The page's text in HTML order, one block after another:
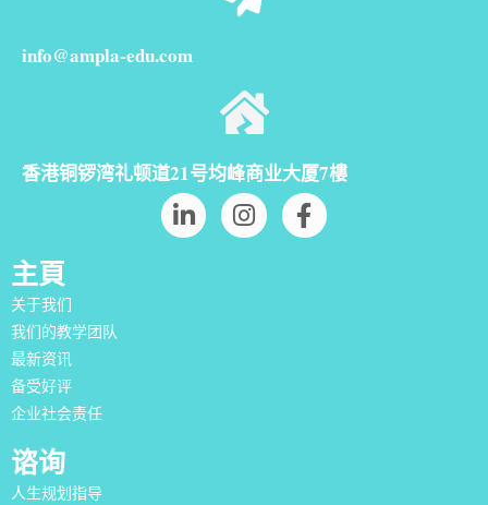
info@ampla-edu.com
香港铜锣湾礼顿道21号均峰商业大厦7樓
主頁
关于我们
我们的教学团队
最新资讯
备受好评
企业社会责任
谘询
人生规划指导